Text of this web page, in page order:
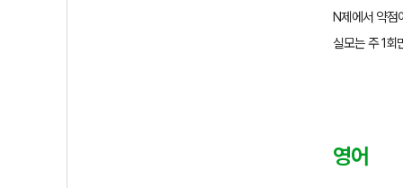
N제에서 약점
실모는 주1회
영어